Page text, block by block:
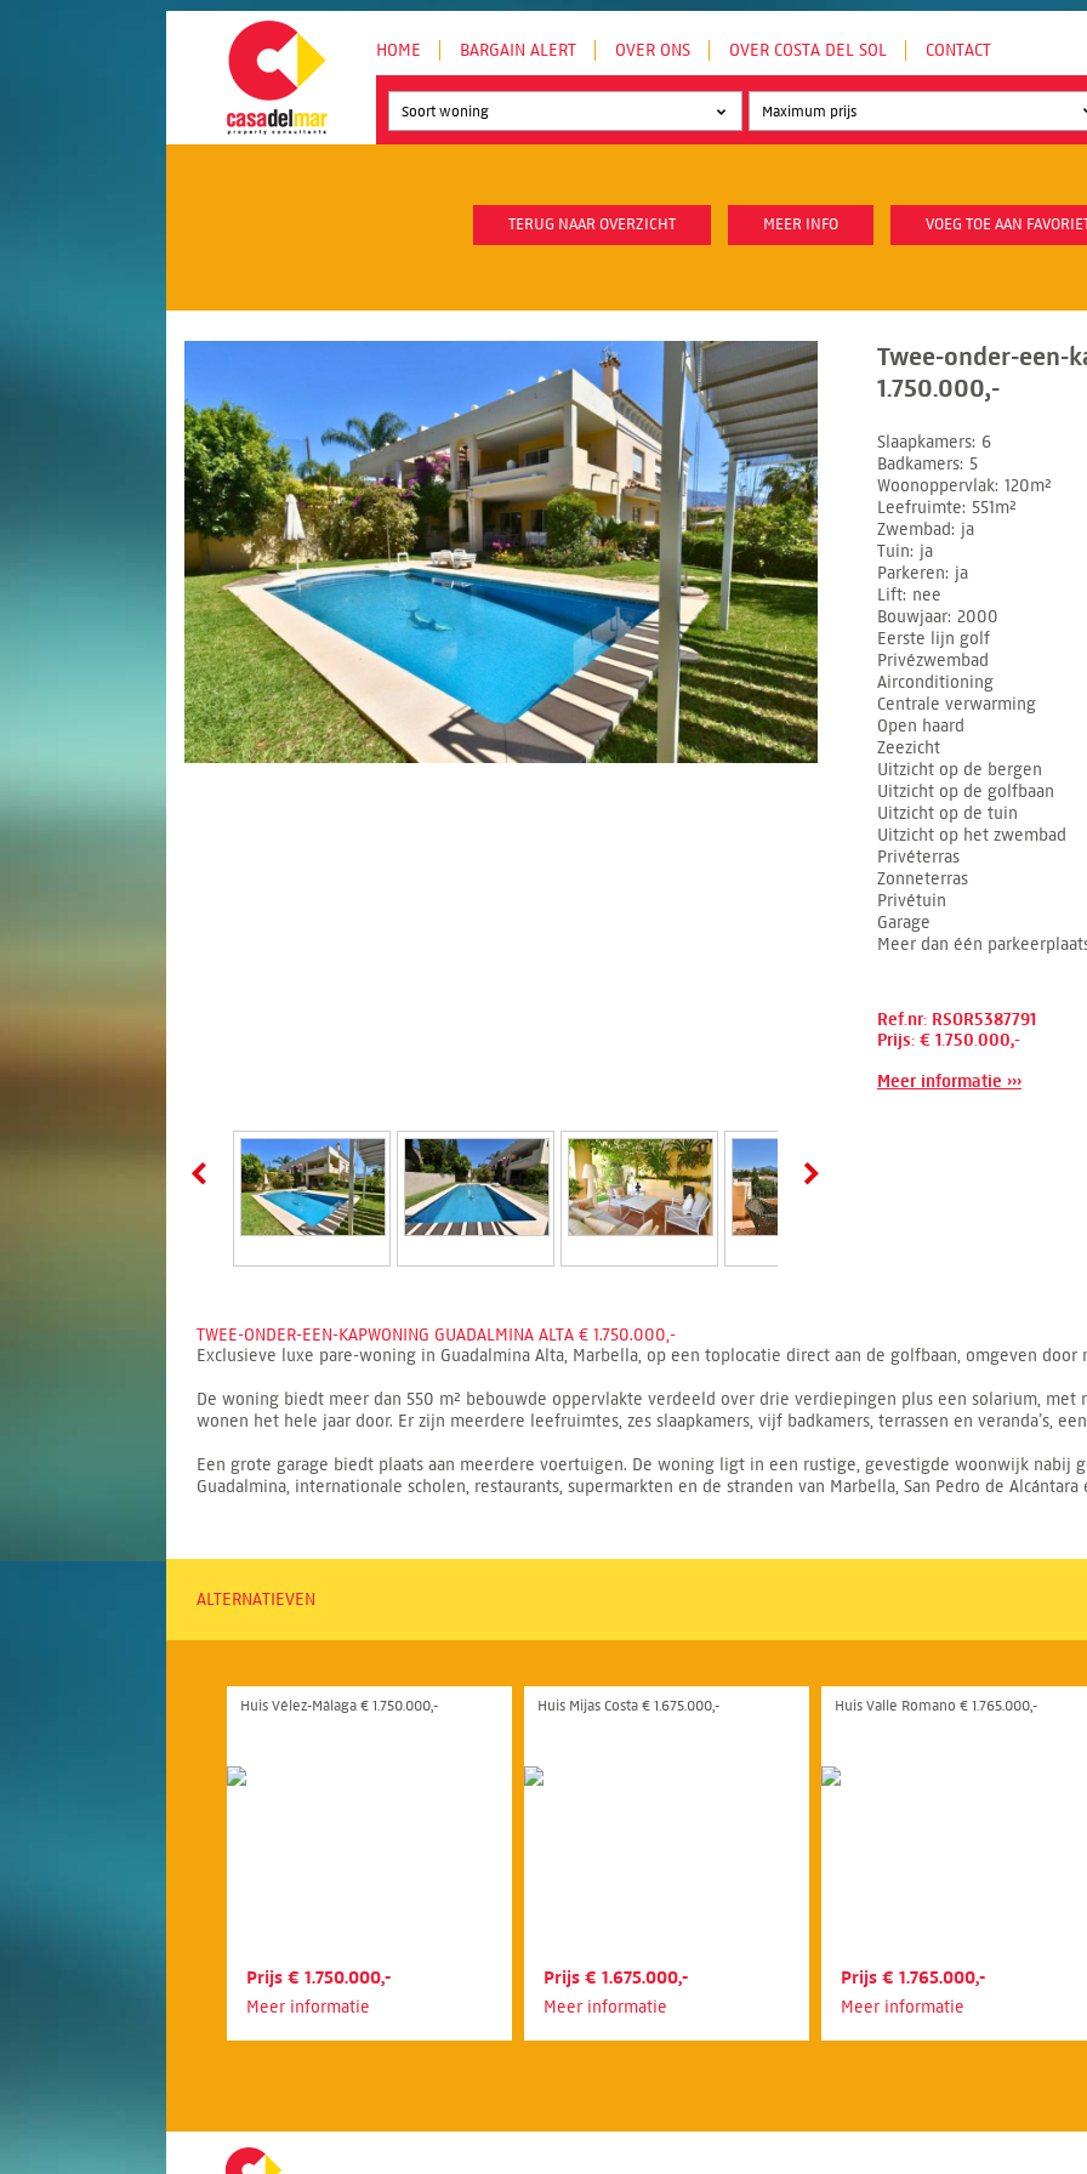
HOME BARGAIN ALERT OVER ONS OVER COSTA DEL SOL CONTACT
Soort woning
TERUG NAAR OVERZICHT MEER INFO VOEG TOE AAN
Twee-onder-een-
1.750.000,-
Slaapkamers 6
Badkamers 5
Woonoppervlak 120m²
Leefruimte 551m²
Zwembad
ja
Tuin ja
Parkeren ja
Lift nee
Bouwjaar 2000
Eerste lijn golf
Privézwembad
Airconditioning
Centrale verwarming
Open haard
Zeezicht
Uitzicht op de bergen
Uitzicht op de golfbaan
Uitzicht op de tuin
Uitzicht op het zwembad
Privéterras
Zonneterras
Privétuin
Garage
Meer dan één
Ref.nr: RSOR5387791
Prijs: € 1.750.000,-
Meer informatie ›››
TWEE-ONDER-EEN-KAPWONING GUADALMINA ALTA € 1.750.000,-
Exclusieve luxe pare-woning in Guadalmina Alta, Marbella, op een toplocatie direct aan de golfbaan, omgeven
De woning biedt meer dan 550 m² bebouwde oppervlakte verdeeld over drie verdiepingen plus een solarium,
wonen het hele jaar door. Er zijn meerdere leefruimtes, zes slaapkamers, vijf badkamers, terrassen en veranda’s,
Een grote garage biedt plaats aan meerdere voertuigen. De woning ligt in een rustige, gevestigde woonwijk nabij
Guadalmina, internationale scholen, restaurants, supermarkten en de stranden van Marbella, San Pedro de Alcántara
ALTERNATIEVEN
Huis Vélez-Málaga € 1.750.000,-
Prijs € 1.750.000,-
Meer informatie
Huis Mijas Costa € 1.675.000,-
Prijs € 1.675.000,-
Meer informatie
Huis Valle Romano € 1.765.000,-
Prijs € 1.765.000,-
Meer informatie